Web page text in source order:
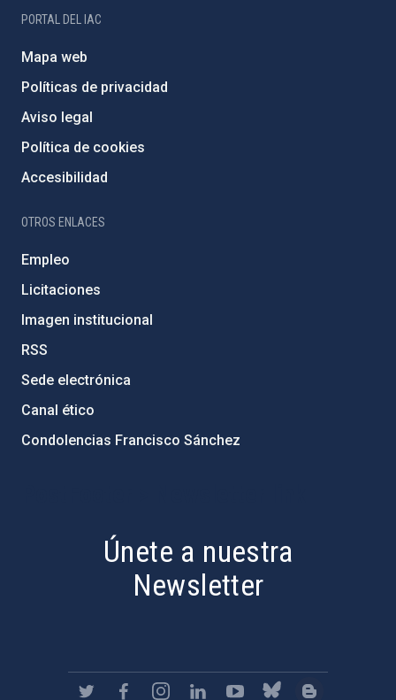
PORTAL DEL IAC
Mapa web
Políticas de privacidad
Aviso legal
Política de cookies
Accesibilidad
OTROS ENLACES
Empleo
Licitaciones
Imagen institucional
RSS
Sede electrónica
Canal ético
Condolencias Francisco Sánchez
Únete a nuestra
Newsletter